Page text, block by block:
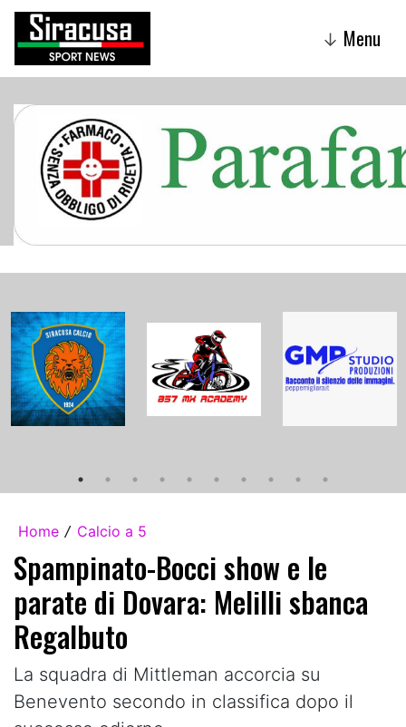
↓ Menu
Home / Calcio a 5
Spampinato-Bocci show e le
parate di Dovara: Melilli sbanca
Regalbuto
La squadra di Mittleman accorcia su
Benevento secondo in classifica dopo il